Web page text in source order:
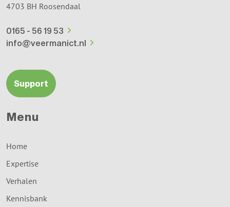
4703 BH Roosendaal
0165 - 56 19 53
info@veermanict.nl
Support
Menu
Home
Expertise
Verhalen
Kennisbank